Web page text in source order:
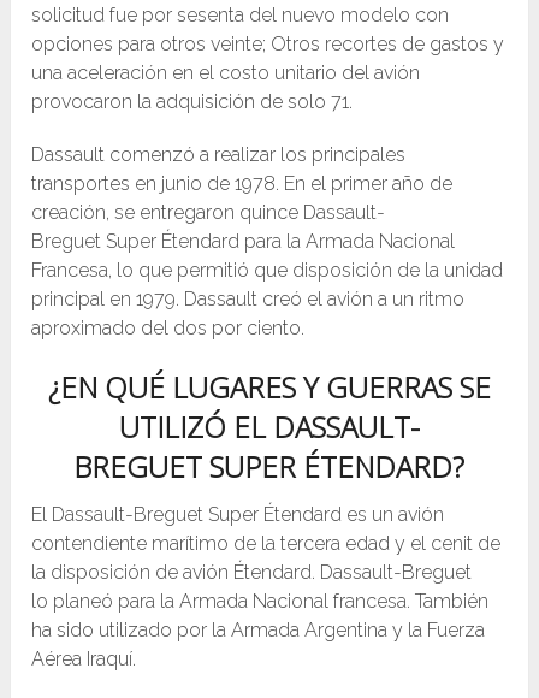
solicitud fue por sesenta del nuevo modelo con
opciones para otros veinte; Otros recortes de gastos y
una aceleración en el costo unitario del avión
provocaron la adquisición de solo 71.
Dassault comenzó a realizar los principales
transportes en junio de 1978. En el primer año de
creación, se entregaron quince Dassault-
Breguet Super Étendard para la Armada Nacional
Francesa, lo que permitió que disposición de la unidad
principal en 1979. Dassault creó el avión a un ritmo
aproximado del dos por ciento.
¿EN QUÉ LUGARES Y GUERRAS SE
UTILIZÓ EL DASSAULT-
BREGUET SUPER ÉTENDARD?
El Dassault-Breguet Super Étendard es un avión
contendiente marítimo de la tercera edad y el cenit de
la disposición de avión Étendard. Dassault-Breguet
lo planeó para la Armada Nacional francesa. También
ha sido utilizado por la Armada Argentina y la Fuerza
Aérea Iraquí.